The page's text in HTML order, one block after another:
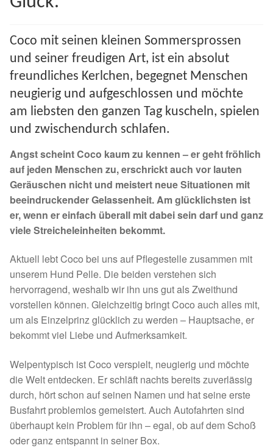
Juli bis Dezember 2023
Januar bis Juni 2023
Spenden 2022
Januar bis Juni 2022
Spenden 2021
Fördermitgliedschaft
Tierschutz
Auslandstierschutz
Schutzgebühr
Unsere Notnasen
Notnasen in Deutschland
Coco mit seinen kleinen Sommersprossen
und seiner freudigen Art, ist ein absolut
freundliches Kerlchen, begegnet Menschen
neugierig und aufgeschlossen und möchte
am liebsten den ganzen Tag kuscheln, spielen
und zwischendurch schlafen.
Angst scheint Coco kaum zu kennen – er geht fröhlich
auf jeden Menschen zu, erschrickt auch vor lauten
Geräuschen nicht und meistert neue Situationen mit
beeindruckender Gelassenheit. Am glücklichsten ist
er, wenn er einfach überall mit dabei sein darf und ganz
viele Streicheleinheiten bekommt.
Aktuell lebt Coco bei uns auf Pflegestelle zusammen mit
unserem Hund Pelle. Die beiden verstehen sich
hervorragend, weshalb wir ihn uns gut als Zweithund
vorstellen können. Gleichzeitig bringt Coco auch alles mit,
um als Einzelprinz glücklich zu werden – Hauptsache, er
bekommt viel Liebe und Aufmerksamkeit.
Welpentypisch ist Coco verspielt, neugierig und möchte
die Welt entdecken. Er schläft nachts bereits zuverlässig
durch, hört schon auf seinen Namen und hat seine erste
Busfahrt problemlos gemeistert. Auch Autofahrten sind
überhaupt kein Problem für ihn – egal, ob auf dem Schoß
oder ganz entspannt in seiner Box.